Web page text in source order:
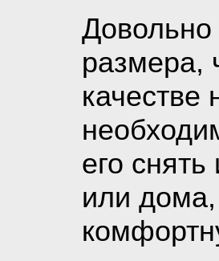
Довольно
размера,
качестве
его
или дома,